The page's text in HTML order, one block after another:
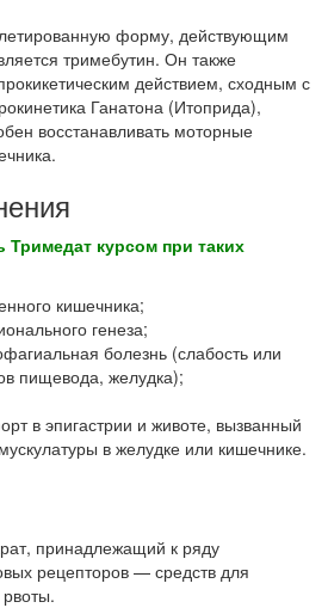
форму, действующим
тримебутин. Он также
действием, сходным с
Ганатона (Итоприда),
восстанавливать моторные
Тримедат курсом при таких
кишечника;
генеза;
болезнь (слабость или
пищевода, желудка);
в эпигастрии и животе, вызванный
в желудке или кишечнике.
принадлежащий к ряду
рецепторов — средств для